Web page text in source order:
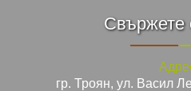
Свържете
гр. Троян, ул. Васил